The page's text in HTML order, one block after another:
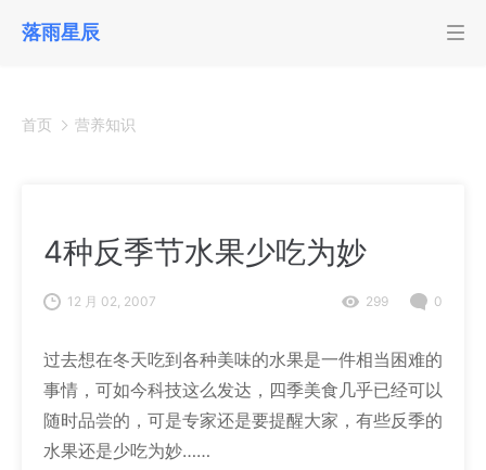
落雨星辰
首页 营养知识
4种反季节水果少吃为妙
12 月 02, 2007 299 0
过去想在冬天吃到各种美味的水果是一件相当困难的
事情，可如今科技这么发达，四季美食几乎已经可以
随时品尝的，可是专家还是要提醒大家，有些反季的
水果还是少吃为妙……